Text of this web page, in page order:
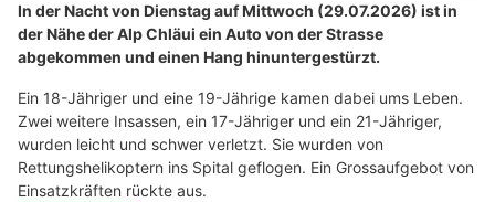
In der Nacht von Dienstag auf Mittwoch (29.07.2026) ist in
der Nähe der Alp Chläui ein Auto von der Strasse
abgekommen und einen Hang hinuntergestürzt.
Ein 18-Jähriger und eine 19-Jährige kamen dabei ums Leben.
Zwei weitere Insassen, ein 17-Jähriger und ein 21-Jähriger,
wurden leicht und schwer verletzt. Sie wurden von
Rettungshelikoptern ins Spital geflogen. Ein Grossaufgebot von
Einsatzkräften rückte aus.